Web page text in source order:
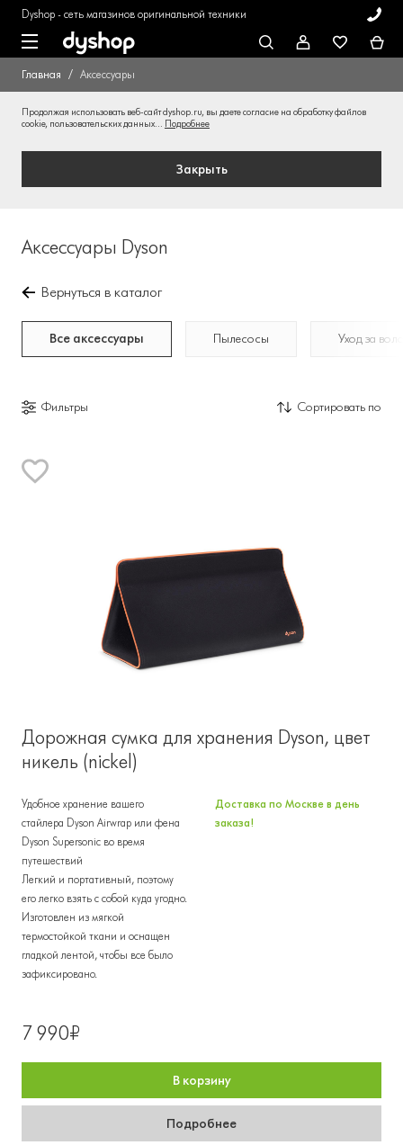
Dyshop - сеть магазинов оригинальной техники
Главная Аксессуары
Продолжая использовать веб-сайт dyshop.ru, вы даете согласие на обработку файлов
cookie, пользовательских данных... Подробнее
Закрыть
Аксессуары Dyson
Вернуться в каталог
Все аксессуары Пылесосы Уход за
Фильтры Сортировать по
Дорожная сумка для хранения Dyson, цвет
никель (nickel)
Удобное хранение вашего
стайлера Dyson Airwrap или фена
Dyson Supersonic во время
путешествий
Легкий и портативный, поэтому
его легко взять с собой куда угодно.
Изготовлен из мягкой
термостойкой ткани и оснащен
гладкой лентой, чтобы все было
зафиксировано.
Доставка по Москве в день
заказа!
7 990₽
В корзину
Подробнее